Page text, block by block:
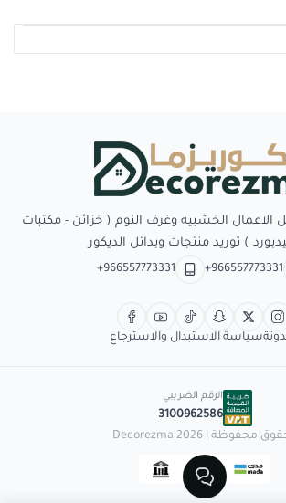
الخشبيه وغرف النوم ( خزائن - مكتبات
+966557773331
+966557773331
سياسة الاستبدال والاسترجاع
الرقم الضريبي
3100962586
محفوظة | 2026
Decorezma